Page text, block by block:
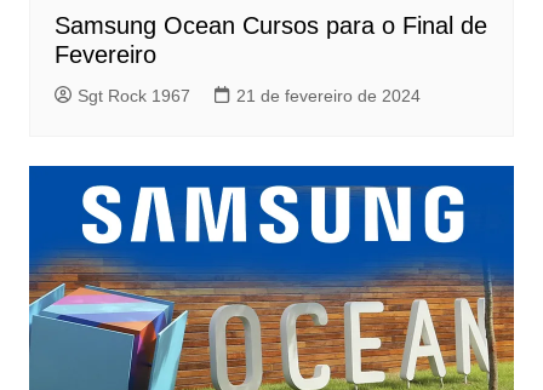
Samsung Ocean Cursos para o Final de
Fevereiro
Sgt Rock 1967 21 de fevereiro de 2024